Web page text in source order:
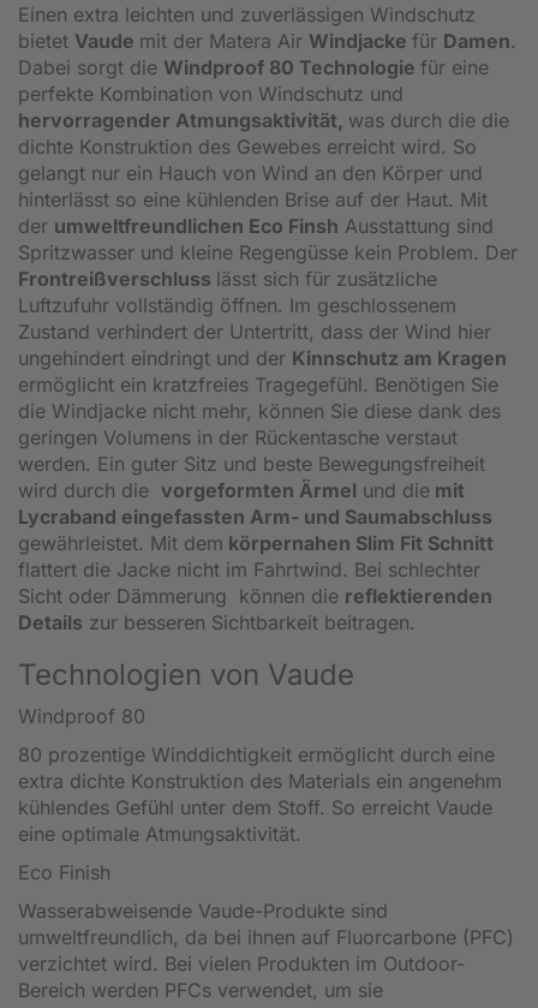
Einen extra leichten und zuverlässigen Windschutz
bietet Vaude mit der Matera Air Windjacke für Damen.
Dabei sorgt die Windproof 80 Technologie für eine
perfekte Kombination von Windschutz und
hervorragender Atmungsaktivität, was durch die die
dichte Konstruktion des Gewebes erreicht wird. So
gelangt nur ein Hauch von Wind an den Körper und
hinterlässt so eine kühlenden Brise auf der Haut. Mit
der umweltfreundlichen Eco Finsh Ausstattung sind
Spritzwasser und kleine Regengüsse kein Problem. Der
Frontreißverschluss lässt sich für zusätzliche
Luftzufuhr vollständig öffnen. Im geschlossenem
Zustand verhindert der Untertritt, dass der Wind hier
ungehindert eindringt und der Kinnschutz am Kragen
ermöglicht ein kratzfreies Tragegefühl. Benötigen Sie
die Windjacke nicht mehr, können Sie diese dank des
geringen Volumens in der Rückentasche verstaut
werden. Ein guter Sitz und beste Bewegungsfreiheit
wird durch die vorgeformten Ärmel und die mit
Lycraband eingefassten Arm- und Saumabschluss
gewährleistet. Mit dem körpernahen Slim Fit Schnitt
flattert die Jacke nicht im Fahrtwind. Bei schlechter
Sicht oder Dämmerung können die reflektierenden
Details zur besseren Sichtbarkeit beitragen.
Technologien von Vaude
Windproof 80
80 prozentige Winddichtigkeit ermöglicht durch eine
extra dichte Konstruktion des Materials ein angenehm
kühlendes Gefühl unter dem Stoff. So erreicht Vaude
eine optimale Atmungsaktivität.
Eco Finish
Wasserabweisende Vaude-Produkte sind
umweltfreundlich, da bei ihnen auf Fluorcarbone (PFC)
verzichtet wird. Bei vielen Produkten im Outdoor-
Bereich werden PFCs verwendet, um sie